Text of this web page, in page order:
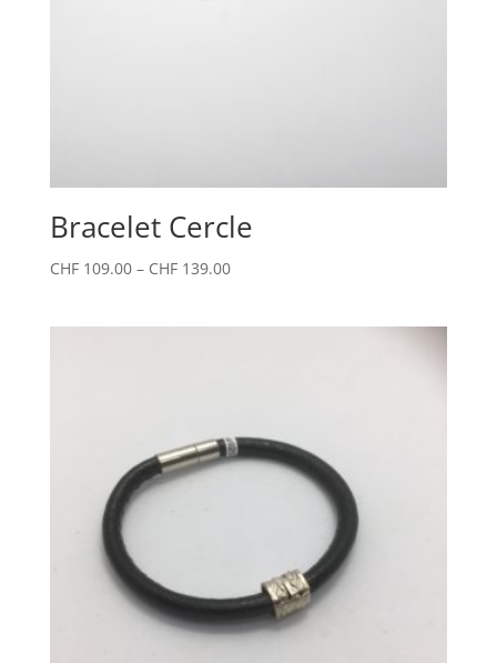
Bracelet Cercle
CHF109.00– CHF139.00